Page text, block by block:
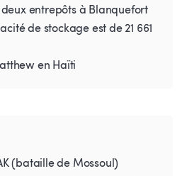
deux entrepôts à Blanquefort
de stockage est de 21 661
en Haïti
(bataille de Mossoul)